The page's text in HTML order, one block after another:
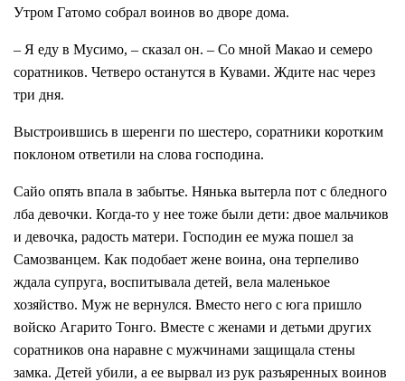
Утром Гатомо собрал воинов во дворе дома.
– Я еду в Мусимо, – сказал он. – Со мной Макао и семеро
соратников. Четверо останутся в Кувами. Ждите нас через
три дня.
Выстроившись в шеренги по шестеро, соратники коротким
поклоном ответили на слова господина.
Сайо опять впала в забытье. Нянька вытерла пот с бледного
лба девочки. Когда-то у нее тоже были дети: двое мальчиков
и девочка, радость матери. Господин ее мужа пошел за
Самозванцем. Как подобает жене воина, она терпеливо
ждала супруга, воспитывала детей, вела маленькое
хозяйство. Муж не вернулся. Вместо него с юга пришло
войско Агарито Тонго. Вместе с женами и детьми других
соратников она наравне с мужчинами защищала стены
замка. Детей убили, а ее вырвал из рук разъяренных воинов